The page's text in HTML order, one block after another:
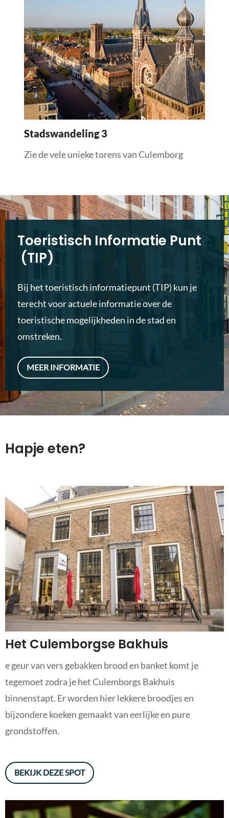
Stadswandeling 3
Zie de vele unieke torens van Culemborg
Toeristisch Informatie Punt
(TIP)
Bij het toeristisch informatiepunt (TIP) kun je
terecht voor actuele informatie over de
toeristische mogelijkheden in de stad en
omstreken.
MEER INFORMATIE
Hapje eten?
Het Culemborgse Bakhuis
e geur van vers gebakken brood en banket komt je
tegemoet zodra je het Culemborgs Bakhuis
binnenstapt. Er worden hier lekkere broodjes en
bijzondere koeken gemaakt van eerlijke en pure
grondstoffen.
BEKIJK DEZE SPOT